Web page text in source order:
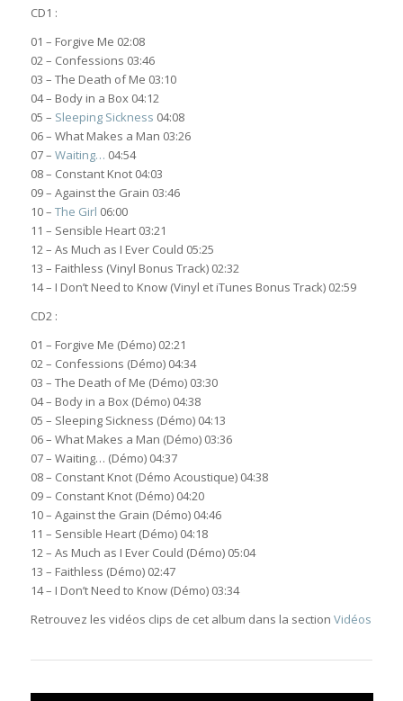
CD1 :
01 – Forgive Me 02:08
02 – Confessions 03:46
03 – The Death of Me 03:10
04 – Body in a Box 04:12
05 – Sleeping Sickness 04:08
06 – What Makes a Man 03:26
07 – Waiting… 04:54
08 – Constant Knot 04:03
09 – Against the Grain 03:46
10 – The Girl 06:00
11 – Sensible Heart 03:21
12 – As Much as I Ever Could 05:25
13 – Faithless (Vinyl Bonus Track) 02:32
14 – I Don’t Need to Know (Vinyl et iTunes Bonus Track) 02:59
CD2 :
01 – Forgive Me (Démo) 02:21
02 – Confessions (Démo) 04:34
03 – The Death of Me (Démo) 03:30
04 – Body in a Box (Démo) 04:38
05 – Sleeping Sickness (Démo) 04:13
06 – What Makes a Man (Démo) 03:36
07 – Waiting… (Démo) 04:37
08 – Constant Knot (Démo Acoustique) 04:38
09 – Constant Knot (Démo) 04:20
10 – Against the Grain (Démo) 04:46
11 – Sensible Heart (Démo) 04:18
12 – As Much as I Ever Could (Démo) 05:04
13 – Faithless (Démo) 02:47
14 – I Don’t Need to Know (Démo) 03:34
Retrouvez les vidéos clips de cet album dans la section Vidéos